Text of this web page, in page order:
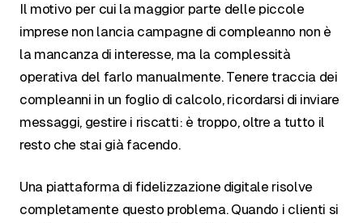
Il motivo per cui la maggior parte delle piccole
imprese non lancia campagne di compleanno non è
la mancanza di interesse, ma la complessità
operativa del farlo manualmente. Tenere traccia dei
compleanni in un foglio di calcolo, ricordarsi di inviare
messaggi, gestire i riscatti: è troppo, oltre a tutto il
resto che stai già facendo.
Una piattaforma di fidelizzazione digitale risolve
completamente questo problema. Quando i clienti si